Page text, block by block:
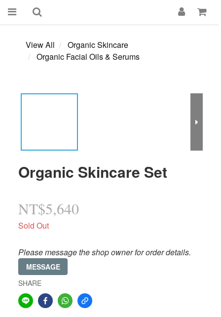
View All
Organic Skincare
Organic Facial Oils & Serums
Organic Skincare Set
NT$5,640
Sold Out
Please message the shop owner for order details.
MESSAGE
SHARE